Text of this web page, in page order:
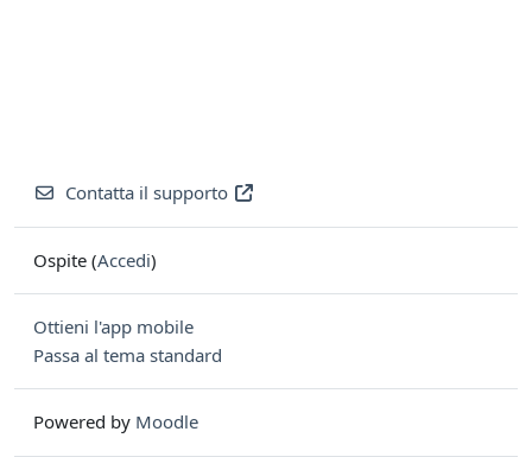
Contatta il supporto
Ospite (Accedi)
Ottieni l'app mobile
Passa al tema standard
Powered by Moodle